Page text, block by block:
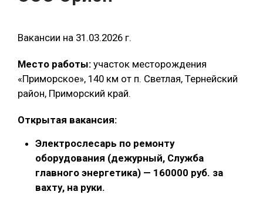
Вакансии на 31.03.2026 г.
Место работы: участок месторождения
«Приморское», 140 км от п. Светлая, Тернейский
район, Приморский край.
Открытая вакансия:
Электрослесарь по ремонту
оборудования (дежурный, Служба
главного энергетика) — 160000 руб. за
вахту, на руки.